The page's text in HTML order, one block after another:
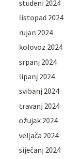
studeni 2024
listopad 2024
rujan 2024
kolovoz 2024
srpanj 2024
lipanj 2024
svibanj 2024
travanj 2024
ožujak 2024
veljača 2024
siječanj 2024